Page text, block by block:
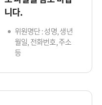
니다.
위원명단 : 성명, 생년
월일, 전화번호, 주소
등